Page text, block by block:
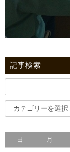
記事検索
日 月